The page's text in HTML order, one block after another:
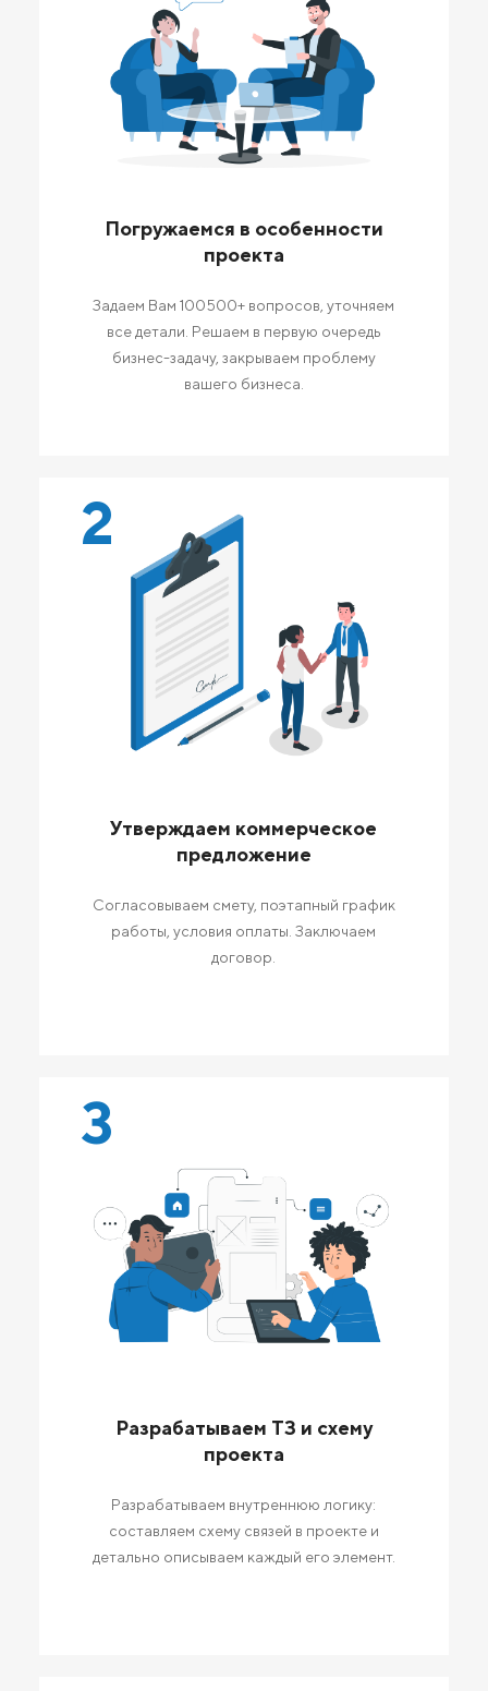
Погружаемся в особенности
проекта
Задаем Вам 100500+ вопросов, уточняем
все детали. Решаем в первую очередь
бизнес-задачу, закрываем проблему
вашего бизнеса.
2
Утверждаем коммерческое
предложение
Согласовываем смету, поэтапный график
работы, условия оплаты. Заключаем
договор.
3
Разрабатываем ТЗ и схему
проекта
Разрабатываем внутреннюю логику:
составляем схему связей в проекте и
детально описываем каждый его элемент.